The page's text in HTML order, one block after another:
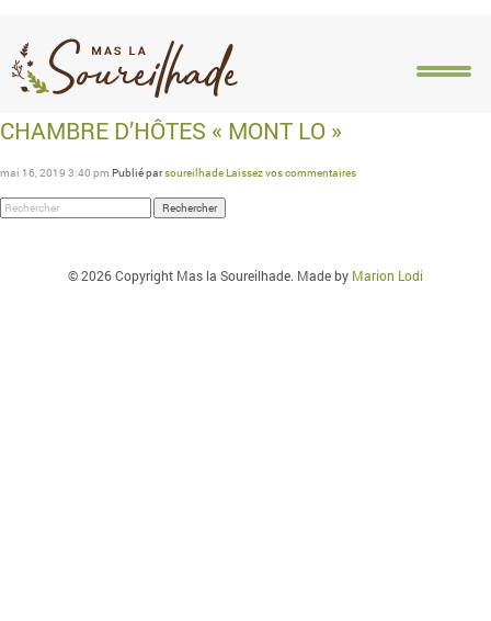
ACCUEIL PRÉSENTATION HÉBERGEMENTS
CHAMBRE D’HÔTES « MONT LO »
mai 16, 2019 3:40 pm Publié parsoureilhadeLaissez vos commentaires
Rechercher
© 2026 Copyright Mas la Soureilhade. Made by Marion Lodi